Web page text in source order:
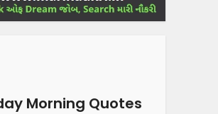
Morning Quotes